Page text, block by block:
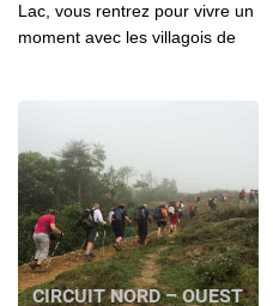
Lac, vous rentrez pour vivre un
moment avec les villagois de
CIRCUIT NORD – OUEST